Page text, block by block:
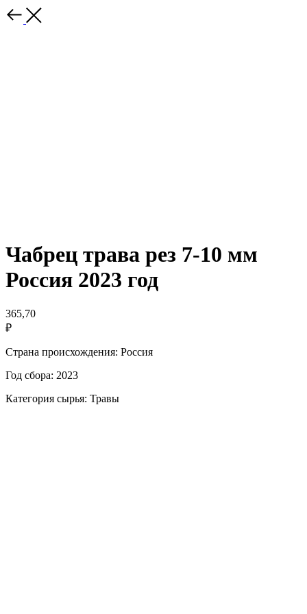
Чабрец трава рез 7-10 мм
Россия 2023 год
365,70
₽
Страна происхождения: Россия
Год сбора: 2023
Категория сырья: Травы